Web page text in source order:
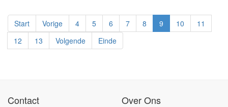
Start Vorige 4 5 6 7 8 9 10
11
12
13 Volgende Einde
Contact Over Ons